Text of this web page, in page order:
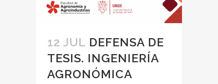
12 JUL DEFENSA DE
TESIS. INGENIERÍA
AGRONÓMICA